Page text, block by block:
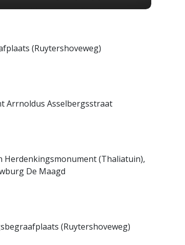
(Ruytershoveweg)
Arrnoldus Asselbergsstraat
Herdenkingsmonument (Thaliatuin),
De Maagd
(Ruytershoveweg)